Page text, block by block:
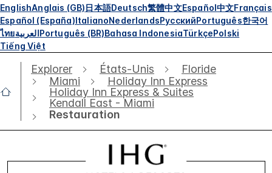
EnglishAnglais (GB)日本語Deutsch繁體中文Español中文Français
Español (España)ItalianoNederlandsРусскийPortuguês한국어
ไทยالعربيةPortuguês (BR)Bahasa IndonesiaTürkçePolski
Tiếng Việt
Explorer États-Unis
Floride
Miami
Holiday Inn Express
Holiday Inn Express & Suites
Kendall East - Miami
Restauration